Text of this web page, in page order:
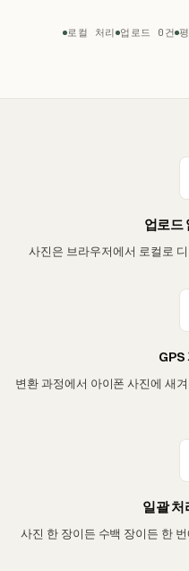
로컬 처리 업로드 0건
업로드
사진은 브라우저에서 로컬로
GPS
변환 과정에서 아이폰 사진에 새
일괄 처
사진 한 장이든 수백 장이든 한